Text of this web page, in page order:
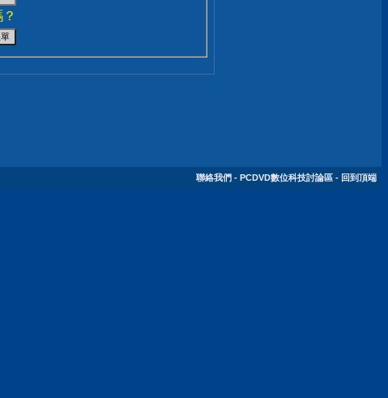
聯絡我們 - PCDVD數位科技討論區 - 回到頂端